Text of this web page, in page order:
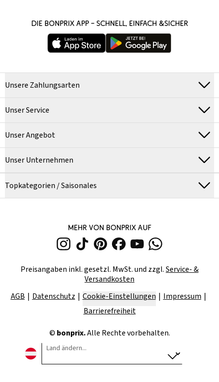
DIE BONPRIX APP – SCHNELL, EINFACH &SICHER
Unsere Zahlungsarten
Unser Service
Unser Angebot
Unser Unternehmen
Topkategorien / Saisonales
MEHR VON BONPRIX AUF
Preisangaben inkl. gesetzl. MwSt. und zzgl.Service- &
Versandkosten
AGB
Datenschutz Cookie-Einstellungen
Impressum
Barrierefreiheit
© bonprix.Alle Rechte vorbehalten.
Land ändern...